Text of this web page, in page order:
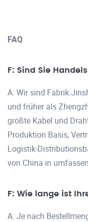
FAQ
F: Sind Sie
A: Wir sind
und früher als
größte Kabel und
Produktion Basis,
Logistik-
von China in
F: Wie lange ist
A: Je nach